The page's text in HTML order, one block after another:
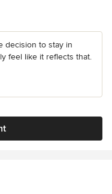
Sternen
decision to stay in
feel like it reflects that.